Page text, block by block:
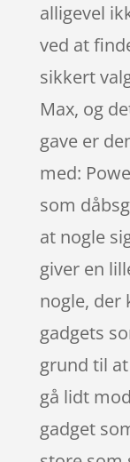
alligevel
ved at
sikkert
Max, og
gave er
med:
som
at nogle
giver en
nogle, der
gadgets
grund til
gå lidt
gadget